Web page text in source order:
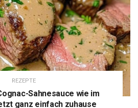
REZEPTE
Sahnesauce wie im
ganz einfach zuhause